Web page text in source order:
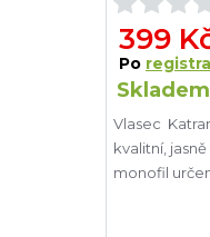
399
Po
Vlasec
kvalitní,
monofil